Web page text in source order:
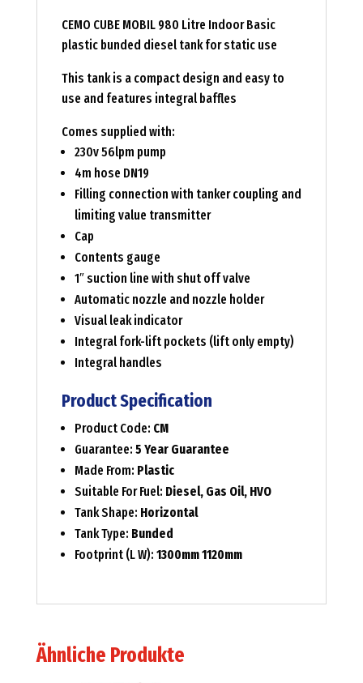
CEMO CUBE MOBIL 980 Litre Indoor Basic
plastic bunded diesel tank for static use
This tank is a compact design and easy to
use and features integral baffles
Comes supplied with:
230v 56lpm pump
4m hose DN19
Filling connection with tanker coupling and
limiting value transmitter
Cap
Contents gauge
1″ suction line with shut off valve
Automatic nozzle and nozzle holder
Visual leak indicator
Integral fork-lift pockets (lift only empty)
Integral handles
Product Specification
Product Code: CM
Guarantee: 5 Year Guarantee
Made From: Plastic
Suitable For Fuel: Diesel, Gas Oil, HVO
Tank Shape: Horizontal
Tank Type: Bunded
Footprint (L W): 1300mm 1120mm
Ähnliche Produkte